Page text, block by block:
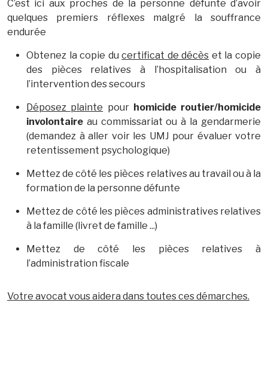
C’est ici aux proches de la personne défunte d’avoir
quelques premiers réflexes malgré la souffrance
endurée
Obtenez la copie ducertificat de décès et la copie
des pièces relatives à l’hospitalisation ou à
l’intervention des secours
Déposez plainte pour homicide routier/homicide
involontaire au commissariat ou à la gendarmerie
(demandez à aller voir les UMJ pour évaluer votre
retentissement psychologique)
Mettez de côté les pièces relatives au travail ou à la
formation de la personne défunte
Mettez de côté les pièces administratives relatives
à la famille (livret de famille ...)
Mettez de côté les pièces relatives à
l’administration fiscale
Votre avocat vous aidera dans toutes ces démarches.